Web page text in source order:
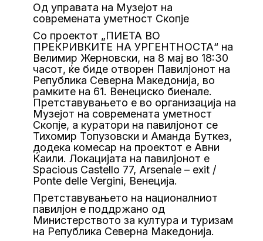
Од управата на Музејот на
современата уметност Скопје
Со проектот „ПИЕТА ВО
ПРЕКРИВКИТЕ НА УРГЕНТНОСТА“ на
Велимир Жерновски, на 8 мај во 18:30
часот, ќе биде отворен Павилјонот на
Република Северна Македонија, во
рамките на 61. Венециско биенале.
Претставувањето е во организација на
Музејот на современата уметност
Скопје, а куратори на павилјонот се
Тихомир Топузовски и Аманда Буткез,
додека комесар на проектот е Авни
Ќаили. Локацијата на павилјонот е
Spacious Castello 77, Arsenale – exit /
Ponte delle Vergini, Венеција.
Претставувањето на националниот
павилјон е поддржано од
Министерството за култура и туризам
на Република Северна Македонија.